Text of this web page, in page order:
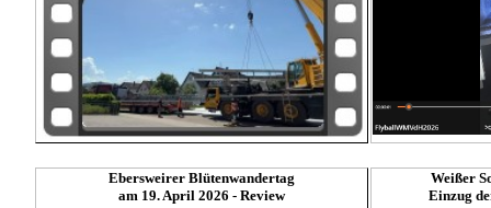
Ebersweirer Blütenwandertag
am 19. April 2026 - Review
Weißer
Einzug